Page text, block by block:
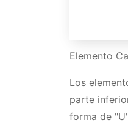
Elemento
Los
parte
forma de